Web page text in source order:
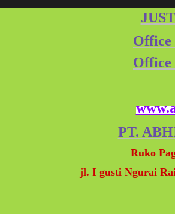
Office
Office
PT.
Ruko
jl. I gusti Ngurai